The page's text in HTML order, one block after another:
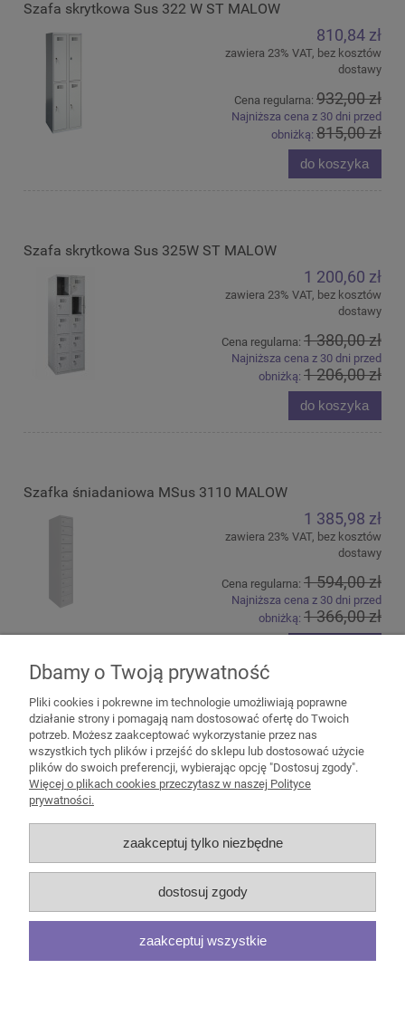
Szafa skrytkowa Sus 322 W ST MALOW
810,84 zł
zawiera 23% VAT, bez kosztów
dostawy
Cena regularna: 932,00 zł
Najniższa cena z 30 dni przed
obniżką: 815,00 zł
do koszyka
Szafa skrytkowa Sus 325W ST MALOW
1 200,60 zł
zawiera 23% VAT, bez kosztów
dostawy
Cena regularna: 1 380,00 zł
Najniższa cena z 30 dni przed
obniżką: 1 206,00 zł
do koszyka
Szafka śniadaniowa MSus 3110 MALOW
1 385,98 zł
zawiera 23% VAT, bez kosztów
dostawy
Cena regularna: 1 594,00 zł
Najniższa cena z 30 dni przed
obniżką: 1 366,00 zł
Pomoc
Moje konto
Płatności i dostawa
Informacje
Dbamy o Twoją prywatność
Pliki cookies i pokrewne im technologie umożliwiają poprawne
działanie strony i pomagają nam dostosować ofertę do Twoich
potrzeb. Możesz zaakceptować wykorzystanie przez nas
wszystkich tych plików i przejść do sklepu lub dostosować użycie
plików do swoich preferencji, wybierając opcję "Dostosuj zgody".
Więcej o plikach cookies przeczytasz w naszej Polityce
prywatności.
zaakceptuj tylko niezbędne
dostosuj zgody
zaakceptuj wszystkie